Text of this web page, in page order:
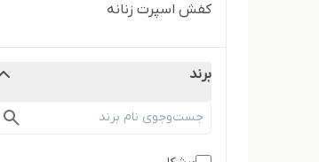
کفش اسپرت زنانه
برند